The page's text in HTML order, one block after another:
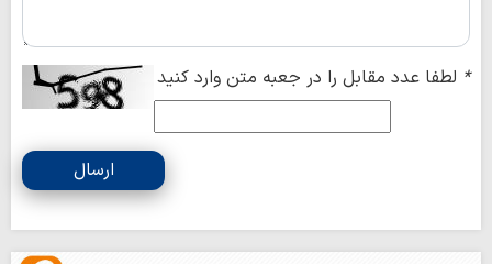
* لطفا عدد مقابل را در جعبه متن وارد کنید
ارسال